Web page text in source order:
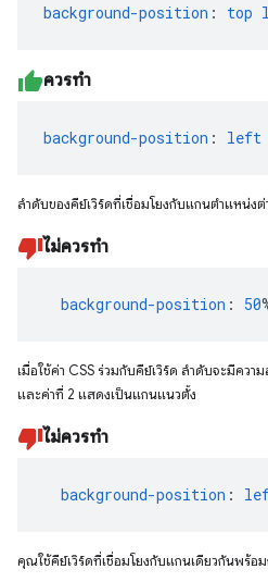
background-position : top
ควรทำ
background-position : left
ลำดับของคีย์เวิร์ดที่เชื่อมโยงกับแกนตำแหน่ง
ไม่ควรทำ
background-position : 50
เมื่อใช้ค่า CSS ร่วมกับคีย์เวิร์ด ลําดับจะมีคว
และค่าที่ 2 แสดงเป็นแกนแนวตั้ง
ไม่ควรทำ
background-position :
คุณใช้คีย์เวิร์ดที่เชื่อมโยงกับแกนเดียวกันพร้อ